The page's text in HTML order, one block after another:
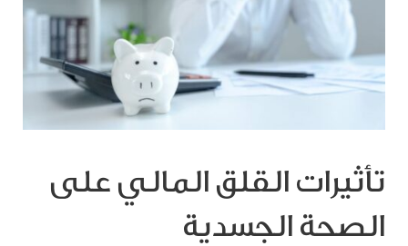
تأثيرات القلق المالي على
الصحة الجسدية